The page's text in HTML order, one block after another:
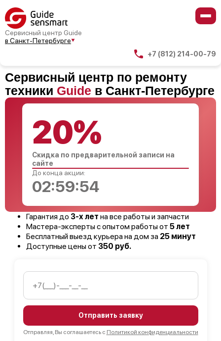
Сервисный центр Guide
в Санкт-Петербурге
+7 (812) 214-00-79
Сервисный центр по ремонту
техники Guide в Санкт-Петербурге
Гарантия до 3-х лет на все работы и запчасти
Мастера-эксперты с опытом работы от 5 лет
Бесплатный выезд курьера на дом за 25 минут
Доступные цены от 350 руб.
Отправить заявку
Отправляя, Вы соглашаетесь с Политикой конфиденциальности
20%
Скидка по предварительной записи на
сайте
До конца акции:
02:59:53